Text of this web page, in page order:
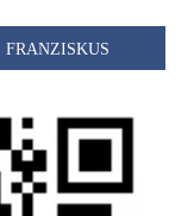
FRANZISKUS